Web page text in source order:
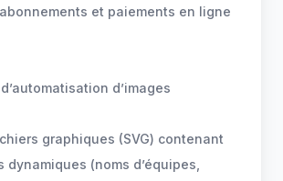
et paiements en ligne
d’images
graphiques (SVG) contenant
dynamiques (noms d’équipes,